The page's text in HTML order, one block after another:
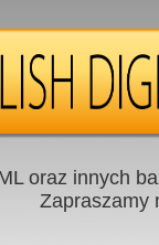
oraz innych
Zapraszamy